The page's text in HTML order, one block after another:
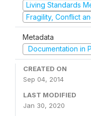
Living Standards
Fragility, Conflict
Metadata
Documentation in
CREATED ON
Sep 04, 2014
LAST MODIFIED
Jan 30, 2020